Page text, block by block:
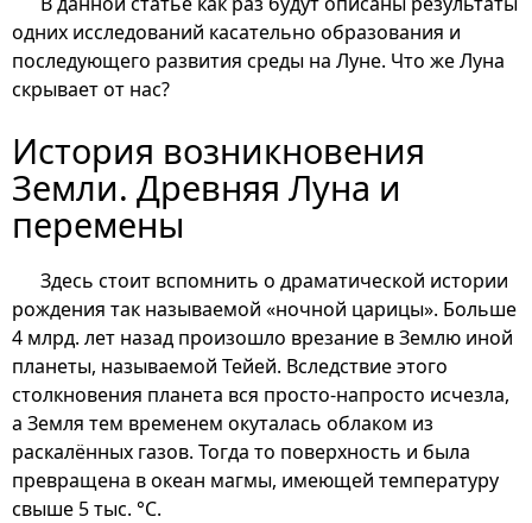
одних исследований касательно образования и
последующего развития среды на Луне. Что же Луна
скрывает от нас?
История возникновения
Земли. Древняя Луна и
перемены
Здесь стоит вспомнить о драматической истории
рождения так называемой «ночной царицы». Больше
4 млрд. лет назад произошло врезание в Землю иной
планеты, называемой Тейей. Вследствие этого
столкновения планета вся просто-напросто исчезла,
а Земля тем временем окуталась облаком из
раскалённых газов. Тогда то поверхность и была
превращена в океан магмы, имеющей температуру
свыше 5 тыс. °C.